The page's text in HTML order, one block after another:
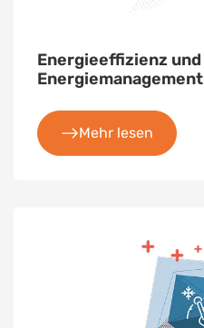
Energieeffizienz und
Energiemanagement
Mehr lesen